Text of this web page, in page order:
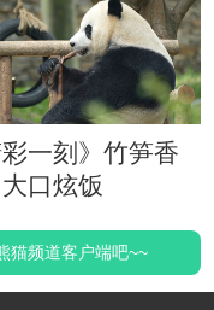
彩一刻》竹笋香
口炫饭
猫频道客户端吧~~